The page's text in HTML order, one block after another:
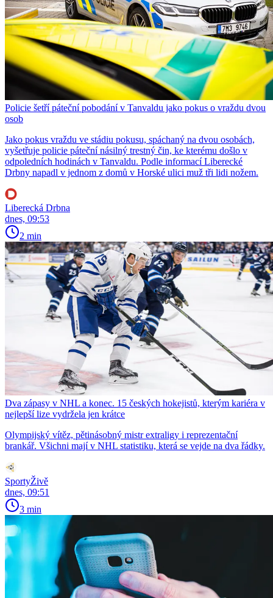
Policie šetří páteční pobodání v Tanvaldu jako pokus o vraždu dvou
osob
Jako pokus vraždu ve stádiu pokusu, spáchaný na dvou osobách,
vyšetřuje policie páteční násilný trestný čin, ke kterému došlo v
odpoledních hodinách v Tanvaldu. Podle informací Liberecké
Drbny napadl v jednom z domů v Horské ulici muž tři lidi nožem.
Liberecká Drbna
dnes, 09:53
2 min
Dva zápasy v NHL a konec. 15 českých hokejistů, kterým kariéra v
nejlepší lize vydržela jen krátce
Olympijský vítěz, pětinásobný mistr extraligy i reprezentační
brankář. Všichni mají v NHL statistiku, která se vejde na dva řádky.
SportyŽivě
dnes, 09:51
3 min